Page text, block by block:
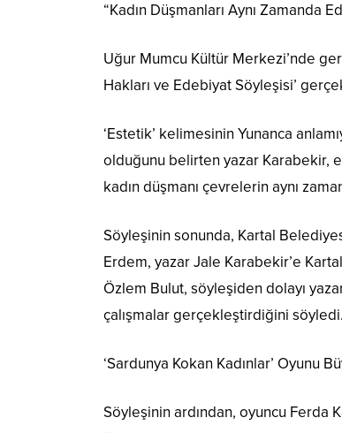
“Kadın Düşmanları Aynı Zamanda
Uğur Mumcu Kültür Merkezi’nde
Hakları ve Edebiyat Söyleşisi’
‘Estetik’ kelimesinin Yunanca
olduğunu belirten yazar Karabekir,
kadın düşmanı çevrelerin aynı
Söyleşinin sonunda, Kartal
Erdem, yazar Jale Karabekir’e
Özlem Bulut, söyleşiden dolayı
çalışmalar gerçekleştirdiğini söyledi.
‘Sardunya Kokan Kadınlar’ Oyunu
Söyleşinin ardından, oyuncu Ferda